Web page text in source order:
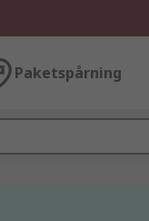
Paketspårning